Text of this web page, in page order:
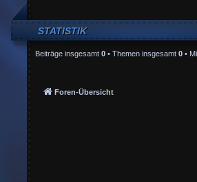
STATISTIK
Beiträge insgesamt 0 • Themen insgesamt 0 •
Foren-Übersicht